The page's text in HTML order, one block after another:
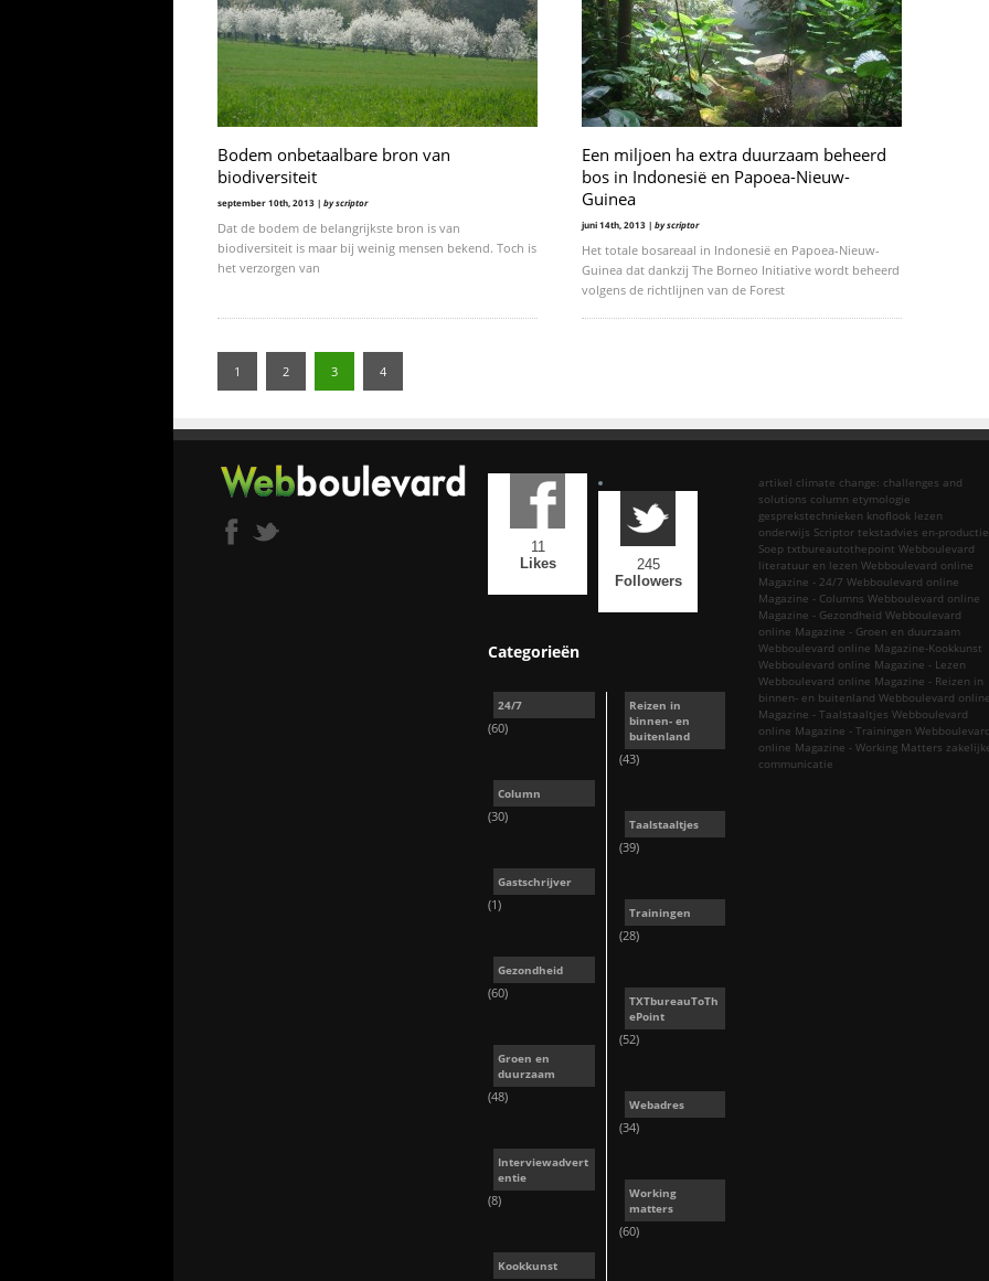
Bodem onbetaalbare bron van
biodiversiteit
september 10th, 2013 | by scriptor
Dat de bodem de belangrijkste bron is van
biodiversiteit is maar bij weinig mensen bekend. Toch is
het verzorgen van
Een miljoen ha extra duurzaam beheerd
bos in Indonesië en Papoea-Nieuw-
Guinea
juni 14th, 2013 | by scriptor
Het totale bosareaal in Indonesië en Papoea-Nieuw-
Guinea dat dankzij The Borneo Initiative wordt beheerd
volgens de richtlijnen van de Forest
1 2 3 4
11
Likes
245
Followers
Categorieën
24/7
(60)
Column
(30)
Gastschrijver
(1)
Gezondheid
(60)
Groen en
duurzaam
(48)
Interviewadvert
entie
(8)
Kookkunst
Reizen in
binnen- en
buitenland
(43)
Taalstaaltjes
(39)
Trainingen
(28)
TXTbureauToTh
ePoint
(52)
Webadres
(34)
Working
matters
(60)
artikel climate change: challenges and
solutions column etymologie
gesprekstechnieken knoflook lezen
onderwijs Scriptor tekstadvies en-productie
Soep txtbureautothepoint Webboulevard
literatuur en lezen Webboulevard online
Magazine - 24/7 Webboulevard online
Magazine - Columns Webboulevard online
Magazine - Gezondheid Webboulevard
online Magazine - Groen en duurzaam
Webboulevard online Magazine-Kookkunst
Webboulevard online Magazine - Lezen
Webboulevard online Magazine - Reizen in
binnen- en buitenland Webboulevard online
Magazine - Taalstaaltjes Webboulevard
online Magazine - Trainingen Webboulevard
online Magazine - Working Matters
communicatie